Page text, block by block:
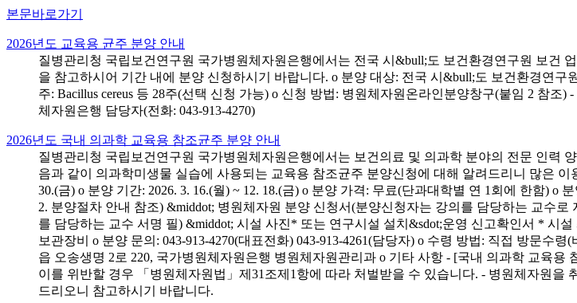
본문바로가기
2026년도 교육용 균주 분양 안내
질병관리청 국립보건연구원 국가병원체자원은행에서는 전국 시&bull;도 보건환경연구원 보건
을 참고하시어 기간 내에 분양 신청하시기 바랍니다. o 분양 대상: 전국 시&bull;도 보건환경연구
주: Bacillus cereus 등 28주(선택 신청 가능) o 신청 방법: 병원체자원온라인분양창구(붙임 2 참
체자원은행 담당자(전화: 043-913-4270)
2026년도 국내 의과학 교육용 참조균주 분양 안내
질병관리청 국립보건연구원 국가병원체자원은행에서는 보건의료 및 의과학 분야의 전문 인력
음과 같이 의과학미생물 실습에 사용되는 교육용 참조균주 분양신청에 대해 알려드리니 많은
30.(금) o 분양 기간: 2026. 3. 16.(월) ~ 12. 18.(금) o 분양 가격: 무료(단과대학별 연 1회에 한함) o
2. 분양절차 안내 참조) &middot; 병원체자원 분양 신청서(분양신청자는 강의를 담당하는 교수
를 담당하는 교수 서명 필) &middot; 시설 사진* 또는 연구시설 설치&sdot;운영 신고확인서 * 시
보관장비 o 분양 문의: 043-913-4270(대표전화) 043-913-4261(담당자) o 수령 방법: 직접 방문수
읍 오송생명 2로 220, 국가병원체자원은행 병원체자원관리과 o 기타 사항 - [국내 의과학 교육
이를 위반할 경우 「병원체자원법」제31조제1항에 따라 처벌받을 수 있습니다. - 병원체자원
드리오니 참고하시기 바랍니다.